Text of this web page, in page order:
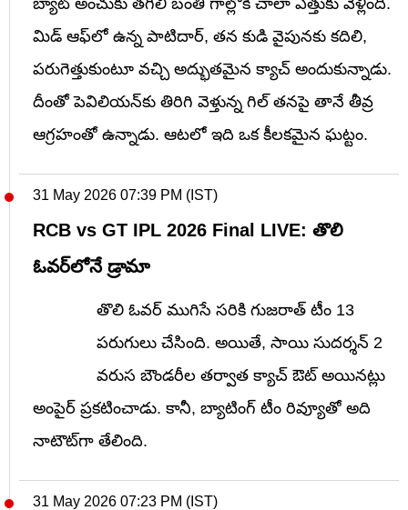
మిడ్ ఆఫ్‌లో ఉన్న పాటిదార్, తన కుడి వైపునకు కదిలి,
పరుగెత్తుకుంటూ వచ్చి అద్భుతమైన క్యాచ్ అందుకున్నాడు.
దీంతో పెవిలియన్‌కు తిరిగి వెళ్తున్న గిల్ తనపై తానే తీవ్ర
ఆగ్రహంతో ఉన్నాడు. ఆటలో ఇది ఒక కీలకమైన ఘట్టం.
31 May 2026 07:39 PM (IST)
RCB vs GT IPL 2026 Final LIVE: తొలి
ఓవర్‌లోనే డ్రామా
తొలి ఓవర్ ముగిసే సరికి గుజరాత్ టీం 13
పరుగులు చేసింది. అయితే, సాయి సుదర్శన్ 2
వరుస బౌండరీల తర్వాత క్యాచ్ ఔట్ అయినట్లు
అంపైర్ ప్రకటించాడు. కానీ, బ్యాటింగ్ టీం రివ్యూతో అది
నాటౌట్‌గా తేలింది.
31 May 2026 07:23 PM (IST)